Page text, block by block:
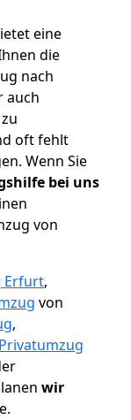
eine
die
nach
auch
oft fehlt
Wenn Sie
bei uns
von
Erfurt,
von
,
Privatumzug
wir